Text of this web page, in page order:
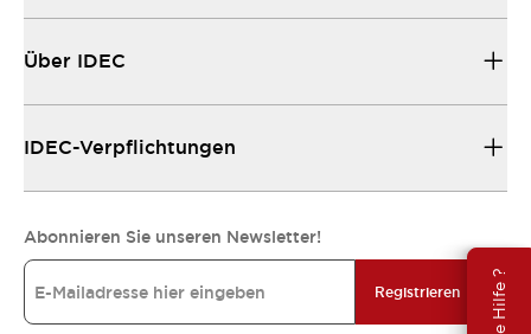
Über IDEC
IDEC-Verpflichtungen
Abonnieren Sie unseren Newsletter!
Registrieren